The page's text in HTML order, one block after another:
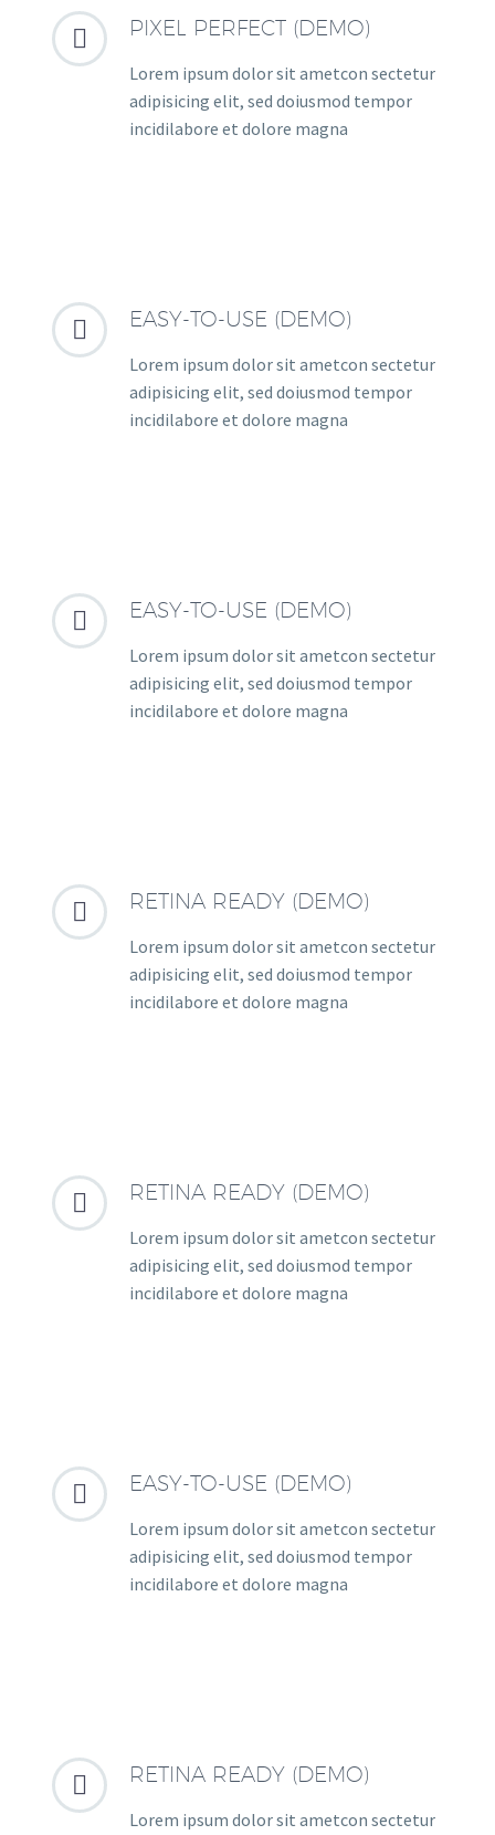

 PIXEL PERFECT (DEMO)
Lorem ipsum dolor sit ametcon sectetur
adipisicing elit, sed doiusmod tempor
incidilabore et dolore magna

 EASY-TO-USE (DEMO)
Lorem ipsum dolor sit ametcon sectetur
adipisicing elit, sed doiusmod tempor
incidilabore et dolore magna

 EASY-TO-USE (DEMO)
Lorem ipsum dolor sit ametcon sectetur
adipisicing elit, sed doiusmod tempor
incidilabore et dolore magna

 RETINA READY (DEMO)
Lorem ipsum dolor sit ametcon sectetur
adipisicing elit, sed doiusmod tempor
incidilabore et dolore magna

 RETINA READY (DEMO)
Lorem ipsum dolor sit ametcon sectetur
adipisicing elit, sed doiusmod tempor
incidilabore et dolore magna

 EASY-TO-USE (DEMO)
Lorem ipsum dolor sit ametcon sectetur
adipisicing elit, sed doiusmod tempor
incidilabore et dolore magna

 RETINA READY (DEMO)
Lorem ipsum dolor sit ametcon sectetur